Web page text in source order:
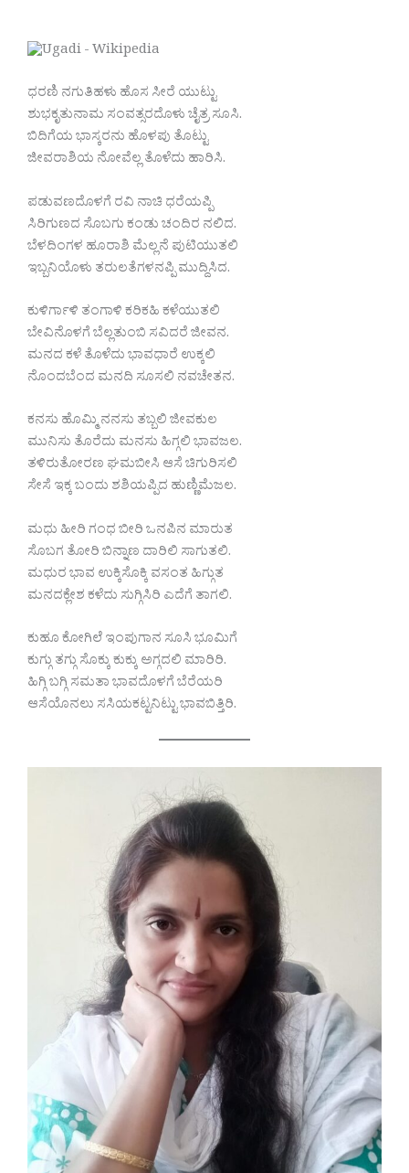
ಧರಣಿ ನಗುತಿಹಳು ಹೊಸ ಸೀರೆ ಯುಟ್ಟು
ಶುಭಕೃತುನಾಮ ಸಂವತ್ಸರದೊಳು ಚೈತ್ರ ಸೂಸಿ.
ಬಿದಿಗೆಯ ಭಾಸ್ಕರನು ಹೊಳಪು ತೊಟ್ಟು
ಜೀವರಾಶಿಯ ನೋವೆಲ್ಲ ತೊಳೆದು ಹಾರಿಸಿ.
ಪಡುವಣದೊಳಗೆ ರವಿ ನಾಚಿ ಧರೆಯಪ್ಪಿ
ಸಿರಿಗುಣದ ಸೊಬಗು ಕಂಡು ಚಂದಿರ ನಲಿದ.
ಬೆಳದಿಂಗಳ ಹೂರಾಶಿ ಮೆಲ್ಲನೆ ಪುಟಿಯುತಲಿ
ಇಬ್ಬನಿಯೊಳು ತರುಲತೆಗಳನಪ್ಪಿ ಮುದ್ದಿಸಿದ.
ಕುಳಿರ್ಗಾಳಿ ತಂಗಾಳಿ ಕರಿಕಹಿ ಕಳೆಯುತಲಿ
ಬೇವಿನೊಳಗೆ ಬೆಲ್ಲತುಂಬಿ ಸವಿದರೆ ಜೀವನ.
ಮನದ ಕಳೆ ತೊಳೆದು ಭಾವಧಾರೆ ಉಕ್ಕಲಿ
ನೊಂದಬೆಂದ ಮನದಿ ಸೂಸಲಿ ನವಚೇತನ.
ಕನಸು ಹೊಮ್ಮಿ ನನಸು ತಬ್ಬಲಿ ಜೀವಕುಲ
ಮುನಿಸು ತೊರೆದು ಮನಸು ಹಿಗ್ಗಲಿ ಭಾವಜಲ.
ತಳಿರುತೋರಣ ಘಮಬೀಸಿ ಆಸೆ ಚಿಗುರಿಸಲಿ
ಸೇಸೆ ಇಕ್ಕ ಬಂದು ಶಶಿಯಪ್ಪಿದ ಹುಣ್ಣಿಮೆಜಲ.
ಮಧು ಹೀರಿ ಗಂಧ ಬೀರಿ ಒನಪಿನ ಮಾರುತ
ಸೊಬಗ ತೋರಿ ಬಿನ್ನಾಣ ದಾರಿಲಿ ಸಾಗುತಲಿ.
ಮಧುರ ಭಾವ ಉಕ್ಕಿಸೊಕ್ಕಿ ವಸಂತ ಹಿಗ್ಗುತ
ಮನದಕ್ಲೇಶ ಕಳೆದು ಸುಗ್ಗಿಸಿರಿ ಎದೆಗೆ ತಾಗಲಿ.
ಕುಹೂ ಕೋಗಿಲೆ ಇಂಪುಗಾನ ಸೂಸಿ ಭೂಮಿಗೆ
ಕುಗ್ಗು ತಗ್ಗು ಸೊಕ್ಕು ಕುಕ್ಕು ಅಗ್ಗದಲಿ ಮಾರಿರಿ.
ಹಿಗ್ಗಿ ಬಗ್ಗಿ ಸಮತಾ ಭಾವದೊಳಗೆ ಬೆರೆಯರಿ
ಆಸೆಯೊನಲು ಸಸಿಯಕಟ್ಟನಿಟ್ಟು ಭಾವಬಿತ್ತಿರಿ.